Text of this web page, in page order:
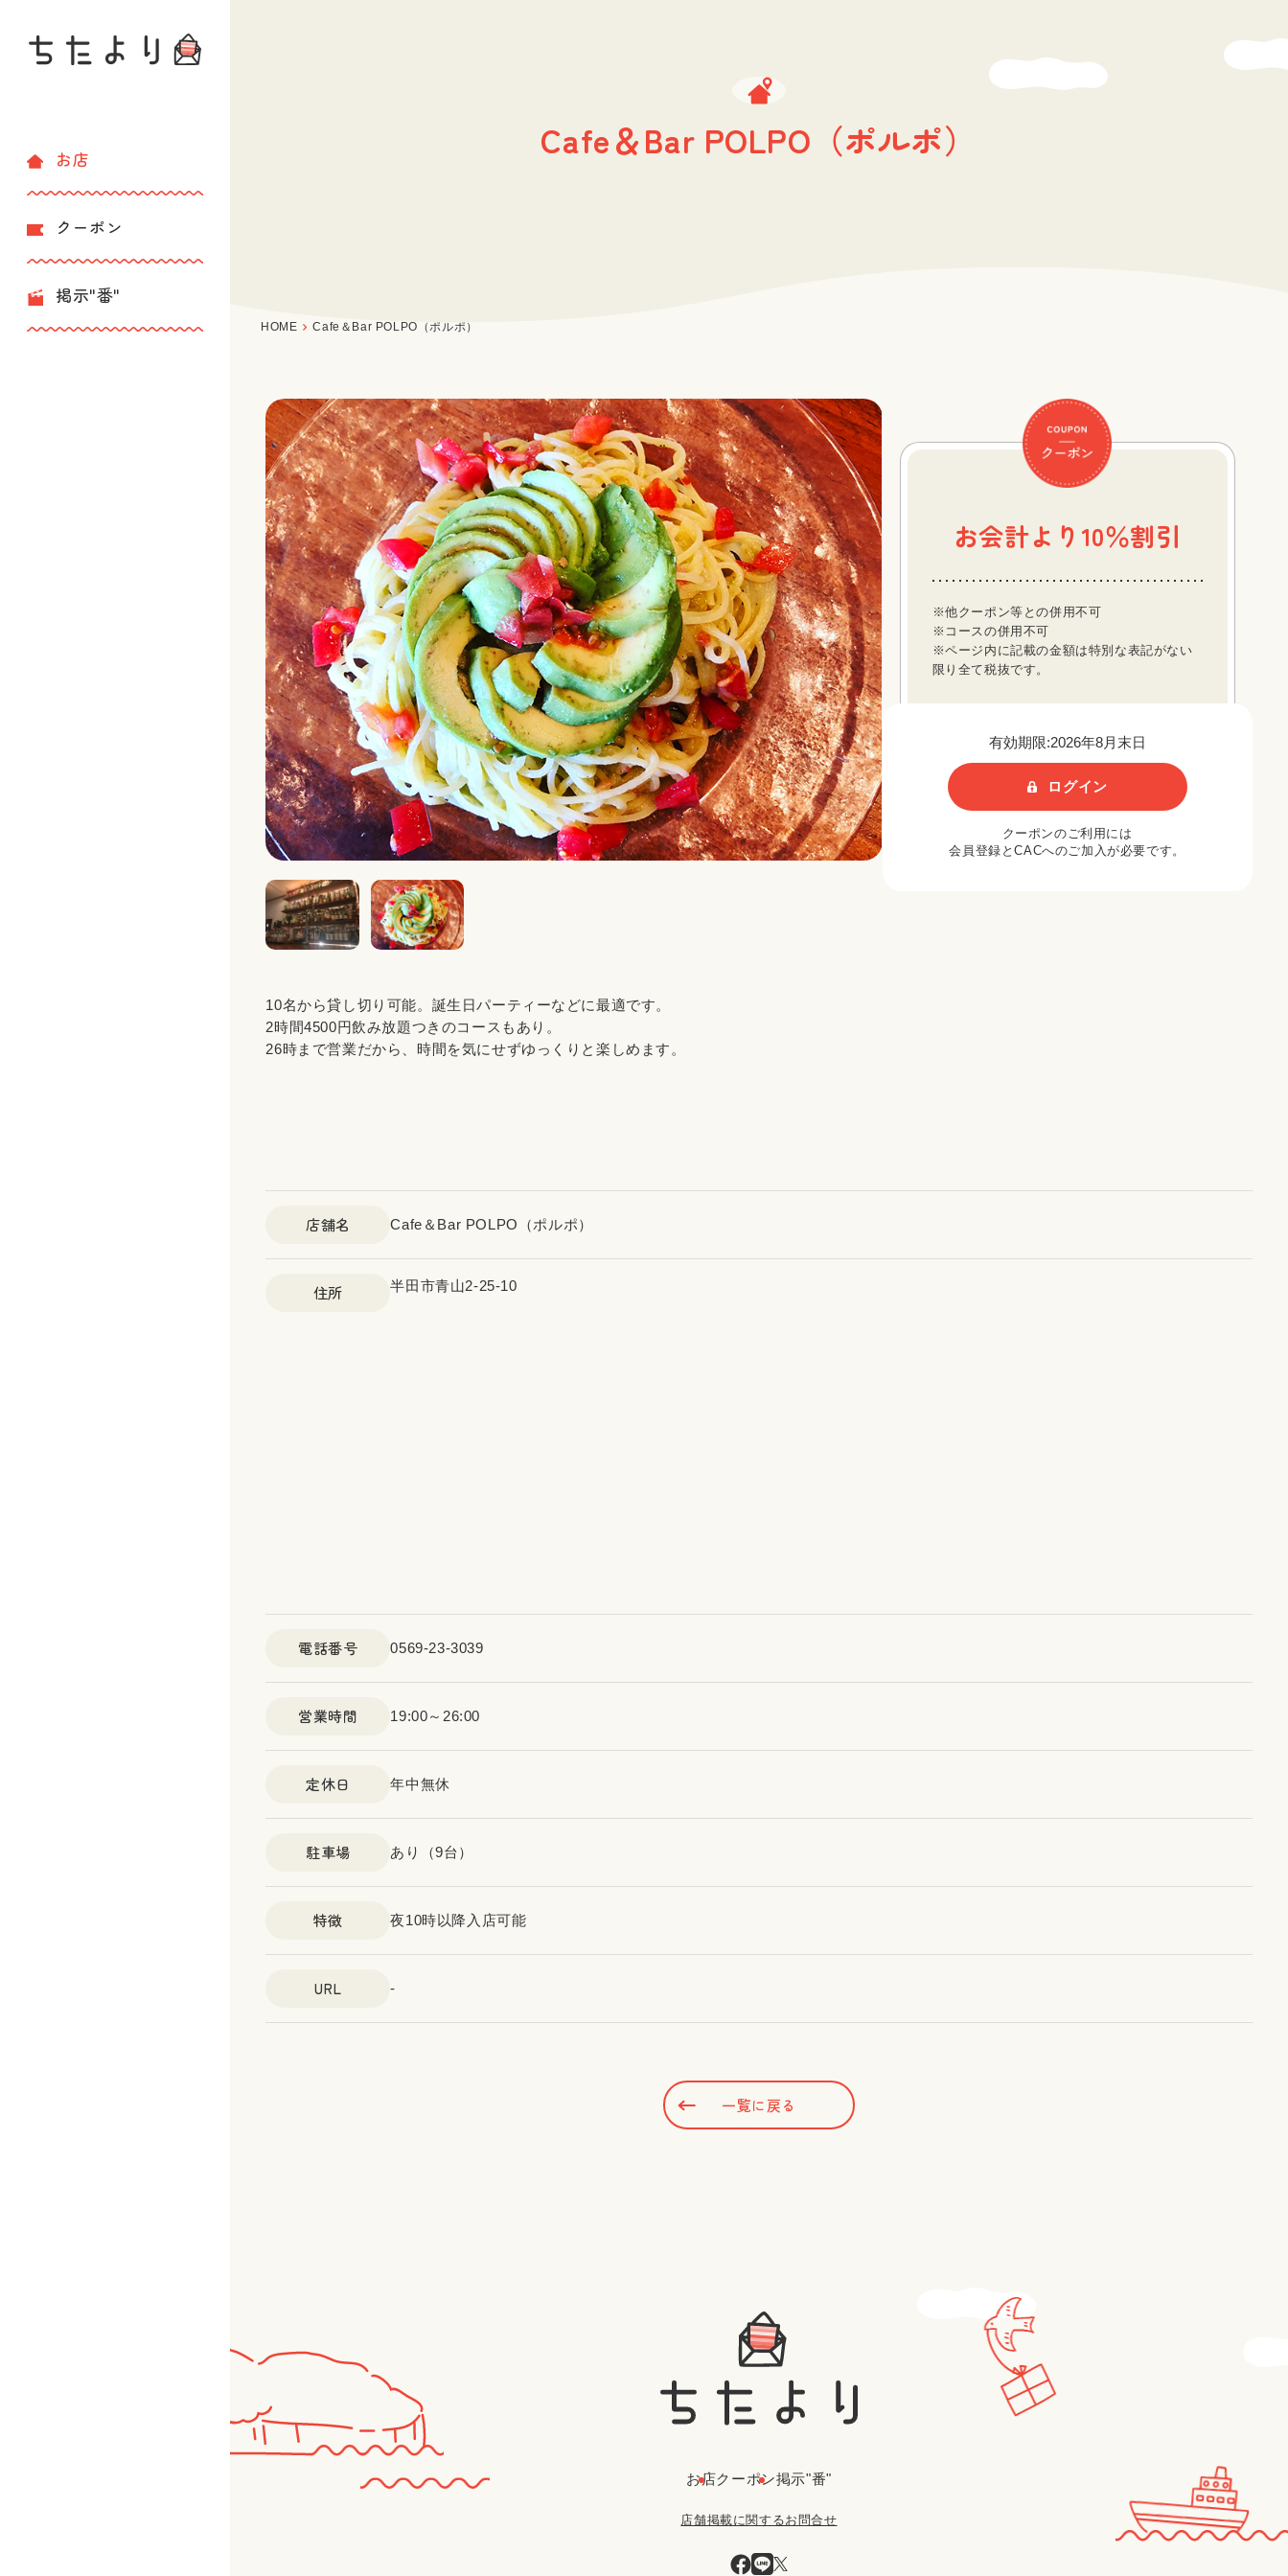
お店
クーポン
掲示"番"
Cafe＆Bar POLPO（ポルポ）
HOME Cafe＆Bar POLPO（ポルポ）
10名から貸し切り可能。誕生日パーティーなどに最適です。
2時間4500円飲み放題つきのコースもあり。
26時まで営業だから、時間を気にせずゆっくりと楽しめます。
お会計より10％割引
※他クーポン等との併用不可
※コースの併用不可
※ページ内に記載の金額は特別な表記がない
限り全て税抜です。
有効期限:2026年8月末日
ログイン
クーポンのご利用には
会員登録とCACへのご加入が必要です。
店舗名 Cafe＆Bar POLPO（ポルポ）
住所 半田市青山2-25-10
電話番号 0569-23-3039
営業時間 19:00～26:00
定休日 年中無休
駐車場 あり（9台）
特徴 夜10時以降入店可能
URL -
一覧に戻る
お店クーポン掲示"番"
店舗掲載に関するお問合せ